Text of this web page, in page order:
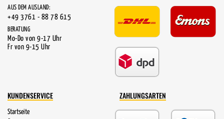
AUS DEM AUSLAND:
+49 3761 - 88 78 615
BERATUNG
Mo-Do von 9-17 Uhr
Fr von 9-15 Uhr
KUNDENSERVICE
Startseite
ZAHLUNGSARTEN